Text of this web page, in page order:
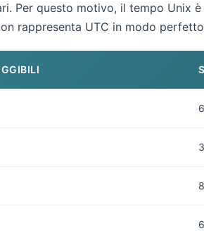
Per questo motivo, il tempo Unix
rappresenta UTC in modo